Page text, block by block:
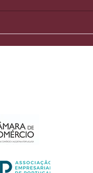
não gera
a